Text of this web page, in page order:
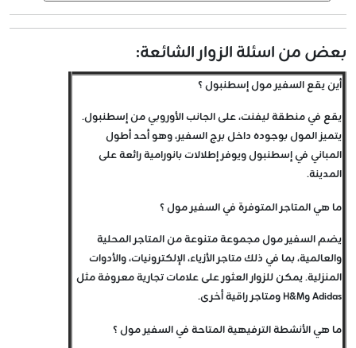
بعض من اسئلة الزوار الشائعة:
أين يقع السفير مول إسطنبول ؟
يقع في منطقة ليفنت، على الجانب الأوروبي من إسطنبول.
يتميز المول بوجوده داخل برج السفير، وهو أحد أطول
المباني في إسطنبول ويوفر إطلالات بانورامية رائعة على
المدينة.
ما هي المتاجر المتوفرة في السفير مول ؟
يضم السفير مول مجموعة متنوعة من المتاجر المحلية
والعالمية، بما في ذلك متاجر الأزياء، الإلكترونيات، والأدوات
المنزلية. يمكن للزوار العثور على علامات تجارية معروفة مثل
Adidas وH&M ومتاجر راقية أخرى.
ما هي الأنشطة الترفيهية المتاحة في السفير مول ؟